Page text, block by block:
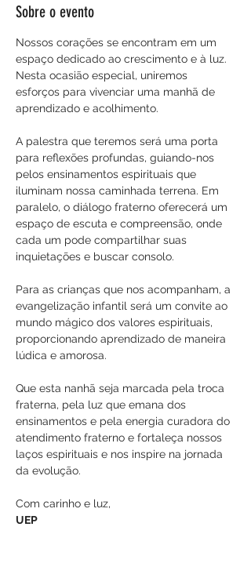
Sobre o evento
Nossos corações se encontram em um
espaço dedicado ao crescimento e à luz.
Nesta ocasião especial, uniremos
esforços para vivenciar uma manhã de
aprendizado e acolhimento.
A palestra que teremos será uma porta
para reflexões profundas, guiando-nos
pelos ensinamentos espirituais que
iluminam nossa caminhada terrena. Em
paralelo, o diálogo fraterno oferecerá um
espaço de escuta e compreensão, onde
cada um pode compartilhar suas
inquietações e buscar consolo.
Para as crianças que nos acompanham, a
evangelização infantil será um convite ao
mundo mágico dos valores espirituais,
proporcionando aprendizado de maneira
lúdica e amorosa.
Que esta nanhã seja marcada pela troca
fraterna, pela luz que emana dos
ensinamentos e pela energia curadora do
atendimento fraterno e fortaleça nossos
laços espirituais e nos inspire na jornada
da evolução.
Com carinho e luz,
UEP